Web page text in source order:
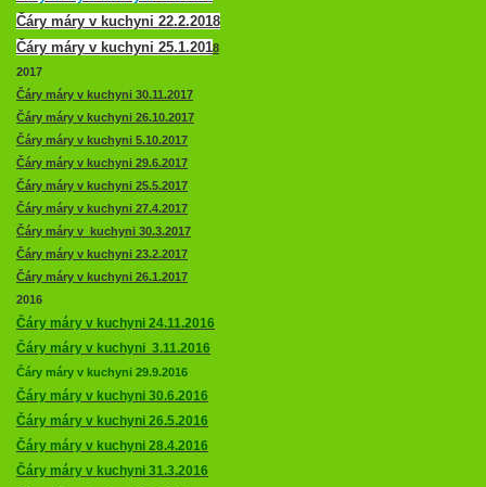
Čáry máry v kuchyni 22.2.2018
Čáry máry v kuchyni 25.1.2018
2017
Čáry máry v kuchyni 30.11.2017
Čáry máry v kuchyni 26.10.2017
Čáry máry v kuchyni 5.10.2017
Čáry máry v kuchyni 29.6.2017
Čáry máry v kuchyni 25.5.2017
Čáry máry v kuchyni 27.4.2017
Čáry máry v kuchyni 30.3.2017
Čáry máry v kuchyni 23.2.2017
Čáry máry v kuchyni 26.1.2017
2016
Čáry máry v kuchyni 24.11.2016
Čáry máry v kuchyni 3.11.2016
Čáry máry v kuchyni 29.9.2016
Čáry máry v kuchyni 30.6.2016
Čáry máry v kuchyni 26.5.2016
Čáry máry v kuchyni 28.4.2016
Čáry máry v kuchyni 31.3.2016